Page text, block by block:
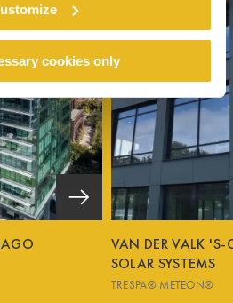
cookies only
VAN DER VALK 'S-
SOLAR SYSTEMS
TRESPA® METEON®